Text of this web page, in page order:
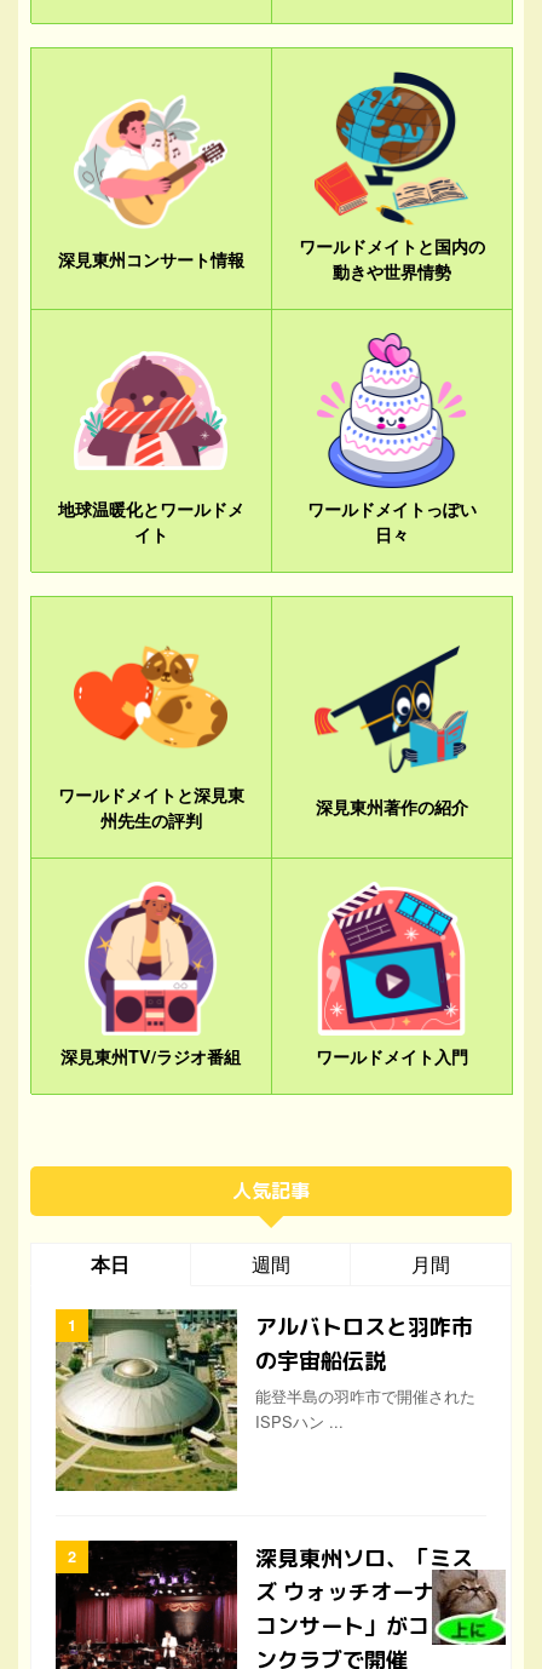
深見東州コンサート情報
ワールドメイトと国内の
動きや世界情勢
地球温暖化とワールドメ
イト
ワールドメイトっぽい
日々
ワールドメイトと深見東
州先生の評判
深見東州著作の紹介
深見東州TV/ラジオ番組 ワールドメイト入門
人気記事
本日 週間 月間
アルバトロスと羽咋市
の宇宙船伝説
能登半島の羽咋市で開催された
ISPSハン ...
深見東州ソロ、「ミス
ズ ウォッチオーナーズ
コンサート」がコット
ンクラブで開催